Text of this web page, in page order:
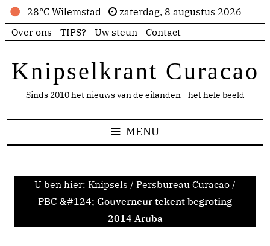
28°C Wilemstad
zaterdag, 8 augustus 2026
Over ons
TIPS? Uw steun Contact
Knipselkrant Curacao
Sinds 2010 het nieuws van de eilanden - het hele beeld
MENU
U ben hier: Knipsels / Persbureau Curacao /
PBC &#124; Gouverneur tekent begroting
2014 Aruba